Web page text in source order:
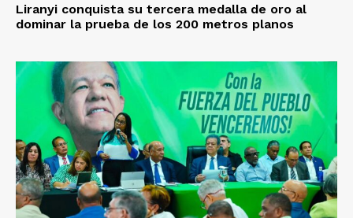
Liranyi conquista su tercera medalla de oro al
dominar la prueba de los 200 metros planos